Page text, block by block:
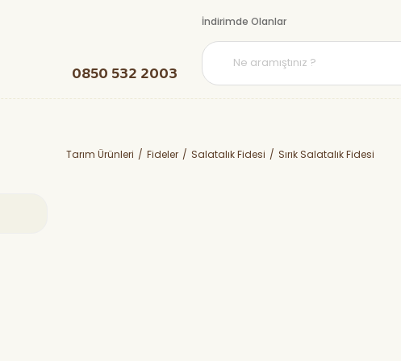
0850 532 2003
İndirimde Olanlar
Tarım Ürünleri Fideler Salatalık Fidesi Sırık Salatalık Fidesi